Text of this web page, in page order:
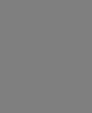
hogy